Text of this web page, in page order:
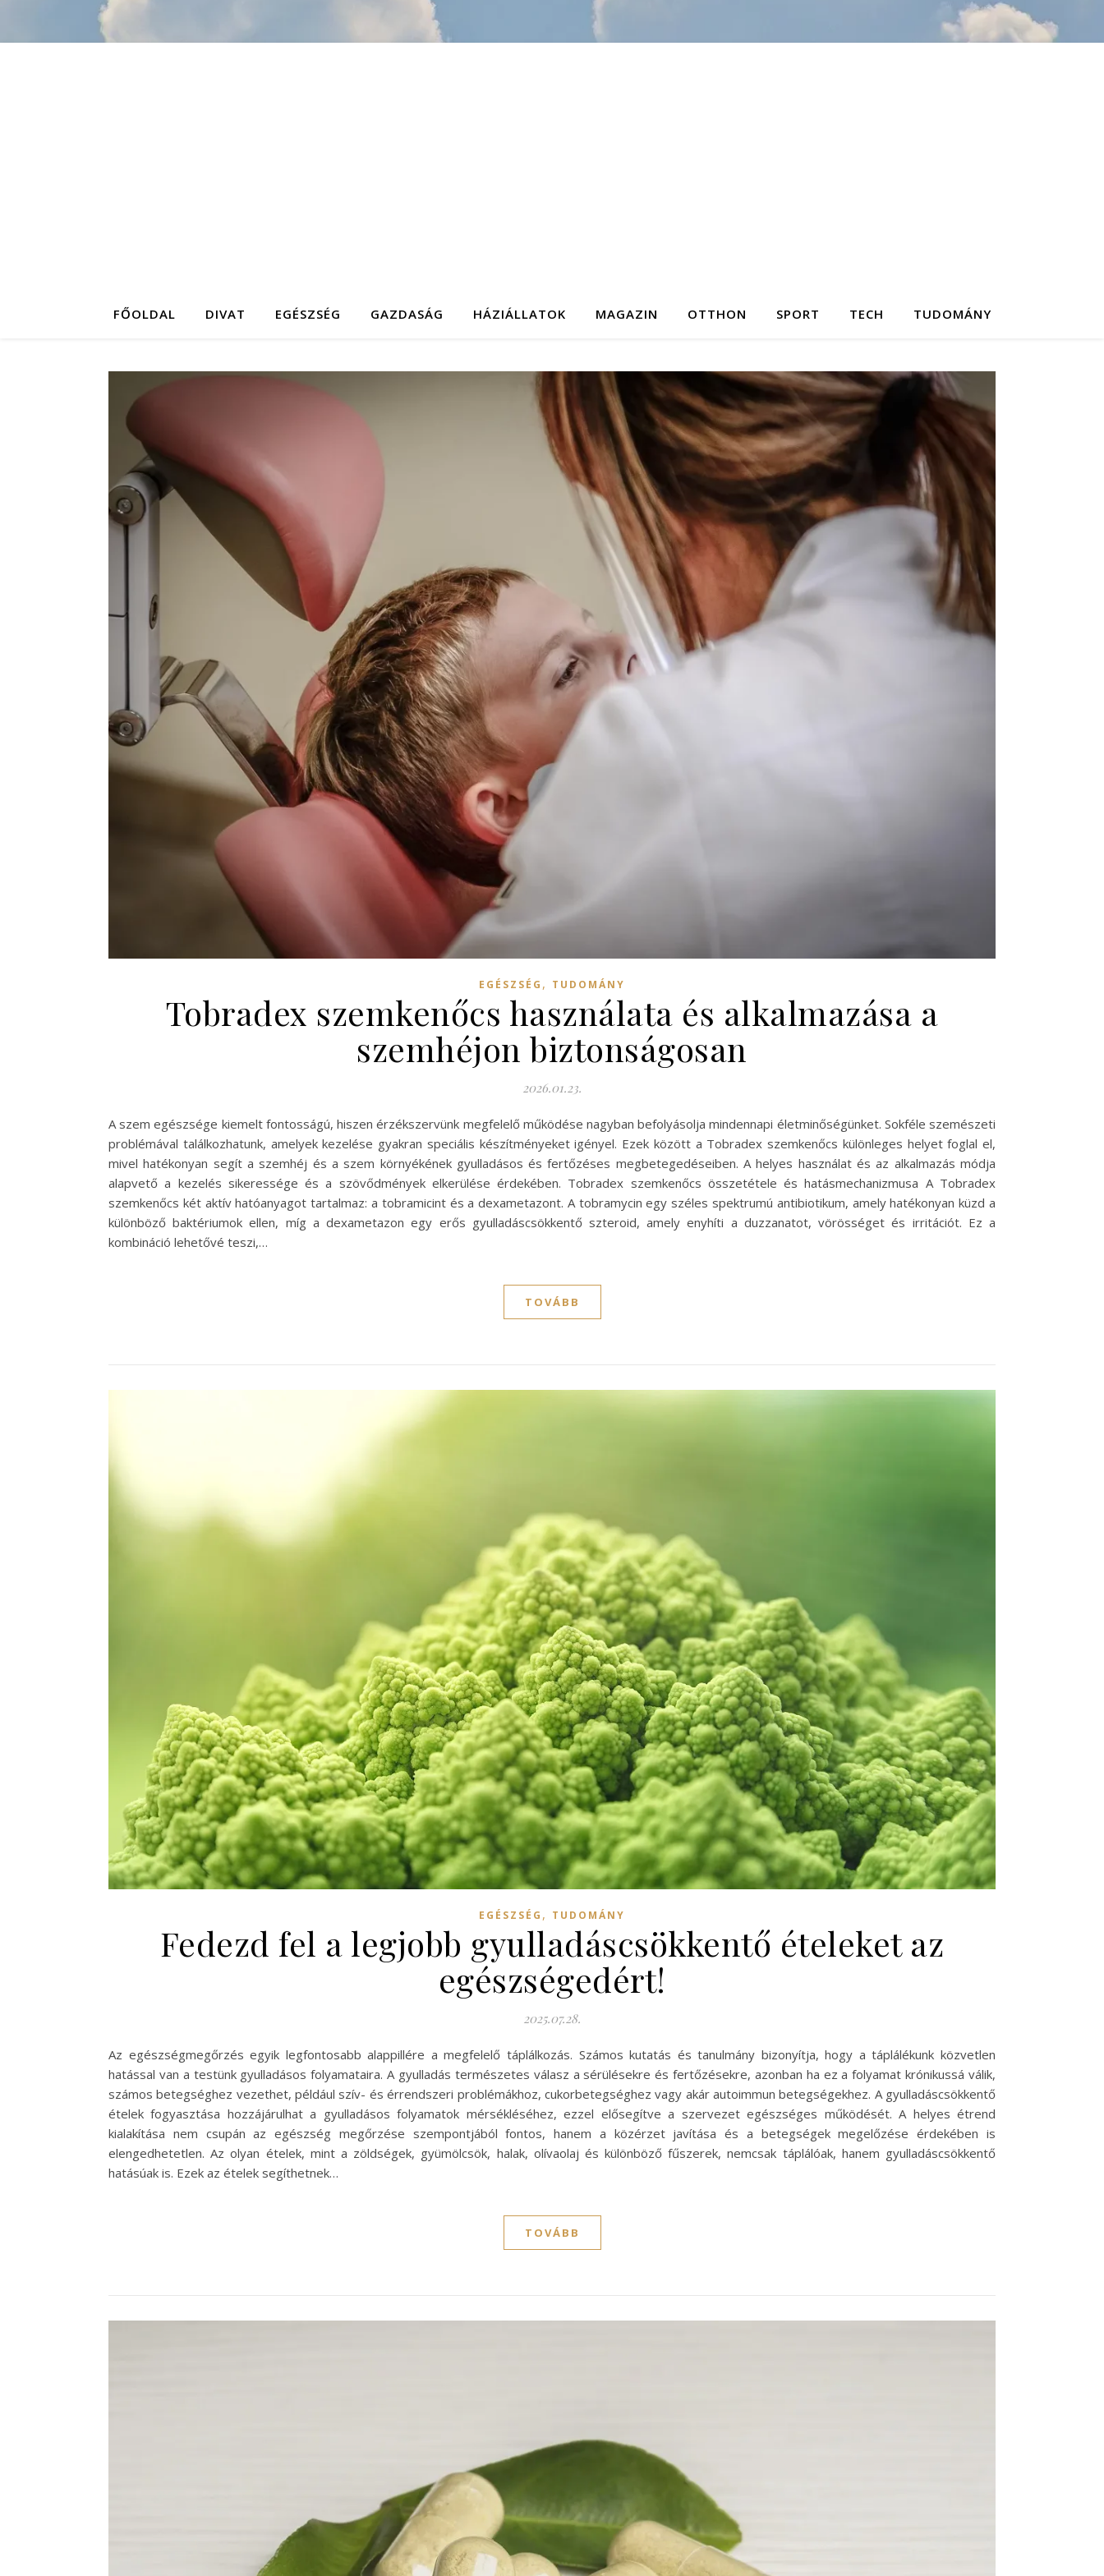
FŐOLDAL DIVAT EGÉSZSÉG GAZDASÁG HÁZIÁLLATOK MAGAZIN OTTHON SPORT TECH TUDOMÁNY
EGÉSZSÉG , TUDOMÁNY
Tobradex szemkenőcs használata és alkalmazása a
szemhéjon biztonságosan
2026.01.23.
A szem egészsége kiemelt fontosságú, hiszen érzékszervünk megfelelő működése nagyban befolyásolja mindennapi életminőségünket. Sokféle szemészeti
problémával találkozhatunk, amelyek kezelése gyakran speciális készítményeket igényel. Ezek között a Tobradex szemkenőcs különleges helyet foglal el,
mivel hatékonyan segít a szemhéj és a szem környékének gyulladásos és fertőzéses megbetegedéseiben. A helyes használat és az alkalmazás módja
alapvető a kezelés sikeressége és a szövődmények elkerülése érdekében. Tobradex szemkenőcs összetétele és hatásmechanizmusa A Tobradex
szemkenőcs két aktív hatóanyagot tartalmaz: a tobramicint és a dexametazont. A tobramycin egy széles spektrumú antibiotikum, amely hatékonyan küzd a
különböző baktériumok ellen, míg a dexametazon egy erős gyulladáscsökkentő szteroid, amely enyhíti a duzzanatot, vörösséget és irritációt. Ez a
kombináció lehetővé teszi,…
TOVÁBB
EGÉSZSÉG , TUDOMÁNY
Fedezd fel a legjobb gyulladáscsökkentő ételeket az
egészségedért!
2025.07.28.
Az egészségmegőrzés egyik legfontosabb alappillére a megfelelő táplálkozás. Számos kutatás és tanulmány bizonyítja, hogy a táplálékunk közvetlen
hatással van a testünk gyulladásos folyamataira. A gyulladás természetes válasz a sérülésekre és fertőzésekre, azonban ha ez a folyamat krónikussá válik,
számos betegséghez vezethet, például szív- és érrendszeri problémákhoz, cukorbetegséghez vagy akár autoimmun betegségekhez. A gyulladáscsökkentő
ételek fogyasztása hozzájárulhat a gyulladásos folyamatok mérsékléséhez, ezzel elősegítve a szervezet egészséges működését. A helyes étrend
kialakítása nem csupán az egészség megőrzése szempontjából fontos, hanem a közérzet javítása és a betegségek megelőzése érdekében is
elengedhetetlen. Az olyan ételek, mint a zöldségek, gyümölcsök, halak, olívaolaj és különböző fűszerek, nemcsak táplálóak, hanem gyulladáscsökkentő
hatásúak is. Ezek az ételek segíthetnek…
TOVÁBB